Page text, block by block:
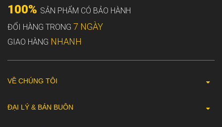
100% SẢN PHẨM CÓ BẢO HÀNH
ĐỔI HÀNG TRONG 7 NGÀY
GIAO HÀNG NHANH
VỀ CHÚNG TÔI
ĐẠI LÝ & BÁN BUÔN